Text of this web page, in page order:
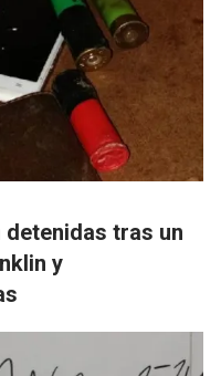
tras un
y